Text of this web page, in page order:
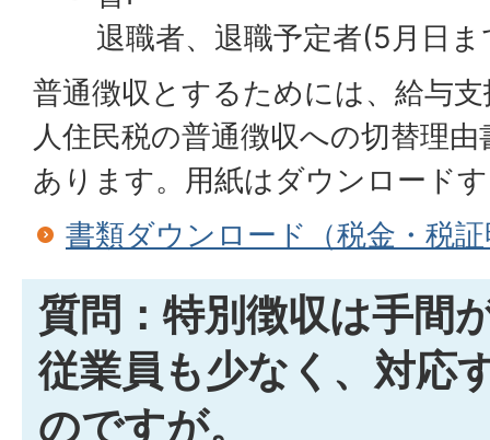
退職者、退職予定者(5月日
普通徴収とするためには、給与
人住民税の普通徴収への切替理
あります。用紙はダウンロード
書類ダウンロード（税金・税
質問：特別徴収は手間
従業員も少なく、対応
のですが。